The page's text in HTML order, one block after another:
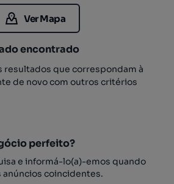
Ver Mapa
encontrado
resultados que correspondam à
de novo com outros critérios
perfeito?
e informá-lo(a)-emos quando
anúncios coincidentes.